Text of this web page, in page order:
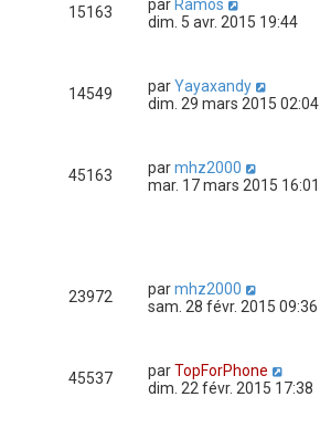
15163 par Ramos
dim. 5 avr. 2015 19:44
14549 parYayaxandy
dim. 29 mars 2015 02:04
45163 parmhz2000
mar. 17 mars 2015 16:01
23972 parmhz2000
sam. 28 févr. 2015 09:36
45537 parTopForPhone
dim. 22 févr. 2015 17:38